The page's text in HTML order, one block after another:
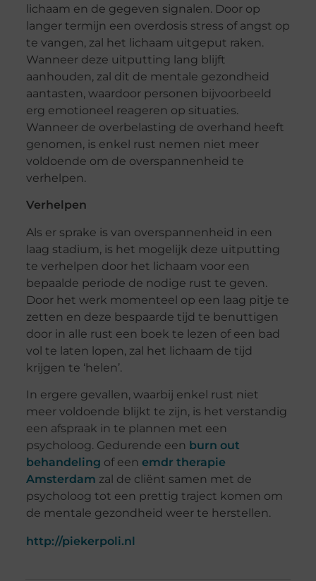
lichaam en de gegeven signalen. Door op
langer termijn een overdosis stress of angst op
te vangen, zal het lichaam uitgeput raken.
Wanneer deze uitputting lang blijft
aanhouden, zal dit de mentale gezondheid
aantasten, waardoor personen bijvoorbeeld
erg emotioneel reageren op situaties.
Wanneer de overbelasting de overhand heeft
genomen, is enkel rust nemen niet meer
voldoende om de overspannenheid te
verhelpen.
Verhelpen
Als er sprake is van overspannenheid in een
laag stadium, is het mogelijk deze uitputting
te verhelpen door het lichaam voor een
bepaalde periode de nodige rust te geven.
Door het werk momenteel op een laag pitje te
zetten en deze bespaarde tijd te benuttigen
door in alle rust een boek te lezen of een bad
vol te laten lopen, zal het lichaam de tijd
krijgen te ‘helen’.
In ergere gevallen, waarbij enkel rust niet
meer voldoende blijkt te zijn, is het verstandig
een afspraak in te plannen met een
psycholoog. Gedurende een burn out
behandeling of een emdr therapie
Amsterdam zal de cliënt samen met de
psycholoog tot een prettig traject komen om
de mentale gezondheid weer te herstellen.
http://piekerpoli.nl